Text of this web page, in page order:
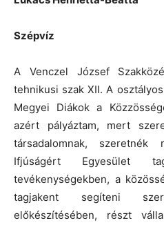
Szépvíz
A Venczel József
tehnikusi szak XII. A
Megyei Diákok a
azért pályáztam, mert
társadalomnak,
Ifjúságért Egyesület
tevékenységekben, a
tagjakent segíteni
előkészítésében, részt